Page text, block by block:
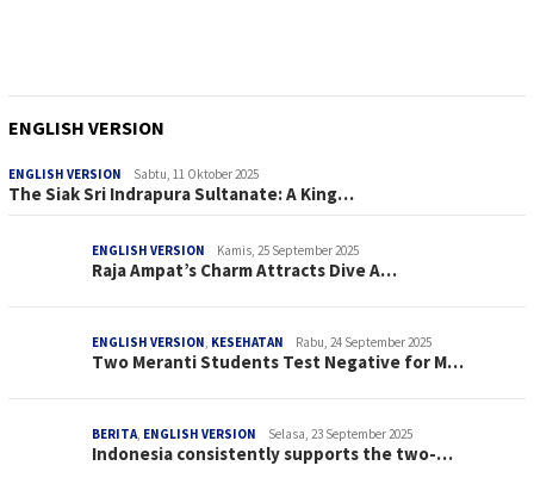
ENGLISH VERSION
ENGLISH VERSION Sabtu, 11 Oktober 2025
The Siak Sri Indrapura Sultanate: A King…
ENGLISH VERSION Kamis, 25 September 2025
Raja Ampat’s Charm Attracts Dive A…
ENGLISH VERSION, KESEHATAN Rabu, 24 September 2025
Two Meranti Students Test Negative for M…
BERITA, ENGLISH VERSION Selasa, 23 September 2025
Indonesia consistently supports the two-…